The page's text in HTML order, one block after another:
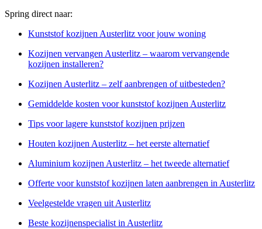
Spring direct naar:
Kunststof kozijnen Austerlitz voor jouw woning
Kozijnen vervangen Austerlitz – waarom vervangende
kozijnen installeren?
Kozijnen Austerlitz – zelf aanbrengen of uitbesteden?
Gemiddelde kosten voor kunststof kozijnen Austerlitz
Tips voor lagere kunststof kozijnen prijzen
Houten kozijnen Austerlitz – het eerste alternatief
Aluminium kozijnen Austerlitz – het tweede alternatief
Offerte voor kunststof kozijnen laten aanbrengen in Austerlitz
Veelgestelde vragen uit Austerlitz
Beste kozijnenspecialist in Austerlitz